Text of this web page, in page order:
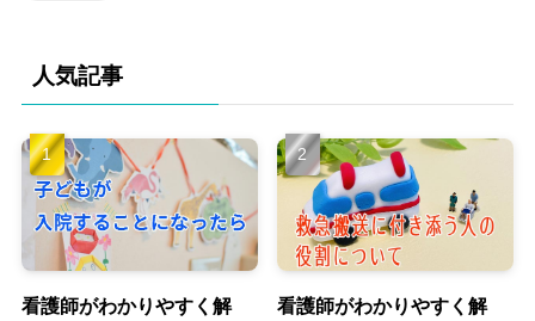
人気記事
看護師がわかりやすく解
看護師がわかりやすく解